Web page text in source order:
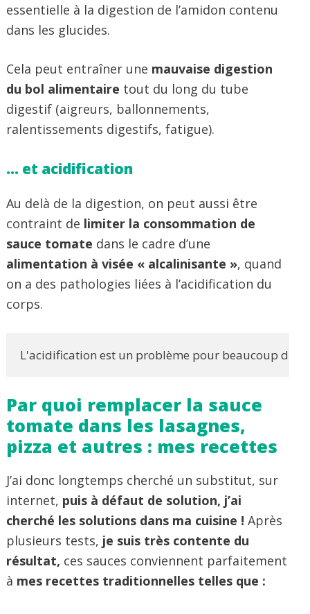
essentielle à la digestion de l’amidon contenu
dans les glucides.
Cela peut entraîner une mauvaise digestion
du bol alimentaire tout du long du tube
digestif (aigreurs, ballonnements,
ralentissements digestifs, fatigue).
… et acidification
Au delà de la digestion, on peut aussi être
contraint de limiter la consommation de
sauce tomate dans le cadre d’une
alimentation à visée « alcalinisante », quand
on a des pathologies liées à l’acidification du
corps.
L'acidification est un problème pour beaucoup
Par quoi remplacer la sauce
tomate dans les lasagnes,
pizza et autres : mes recettes
J’ai donc longtemps cherché un substitut, sur
internet, puis à défaut de solution, j’ai
cherché les solutions dans ma cuisine ! Après
plusieurs tests, je suis très contente du
résultat, ces sauces conviennent parfaitement
à mes recettes traditionnelles telles que :